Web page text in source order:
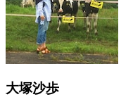
大塚沙歩